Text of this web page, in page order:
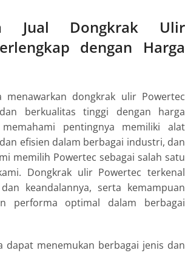
Jual Dongkrak Ulir
dengan Harga
menawarkan dongkrak ulir Powertec
berkualitas tinggi dengan harga
pentingnya memiliki alat
efisien dalam berbagai industri, dan
memilih Powertec sebagai salah satu
Dongkrak ulir Powertec terkenal
keandalannya, serta kemampuan
performa optimal dalam berbagai
dapat menemukan berbagai jenis dan